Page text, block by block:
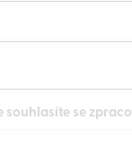
se